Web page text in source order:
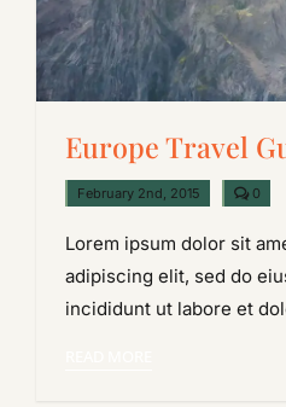
Europe Travel
February 2nd, 2015 0
on
Lorem ipsum dolor sit
adipiscing elit, sed do
incididunt ut labore et